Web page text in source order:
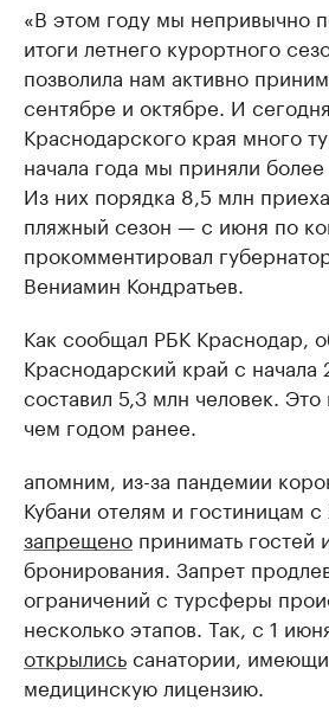
«В этом году мы непривычно
итоги летнего курортного
позволила нам активно
сентябре и октябре. И
Краснодарского края много
начала года мы приняли более
Из них порядка 8,5 млн
пляжный сезон — с июня по
прокомментировал
Вениамин Кондратьев.
Как сообщал РБК Краснодар,
Краснодарский край с начала
составил 5,3 млн человек.
чем годом ранее.
апомним, из-за пандемии
Кубани отелям и гостиницам
запрещено принимать гостей
бронирования. Запрет
ограничений с турсферы
несколько этапов. Так, с 1
открылисьсанатории,
медицинскую лицензию.